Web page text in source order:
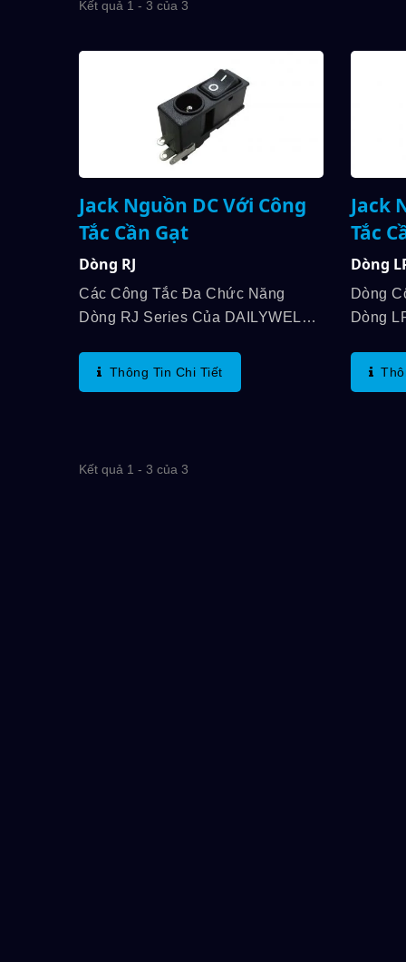
Kết quả 1 - 3 của 3
Jack Nguồn DC Với Công
Tắc Cần Gạt
Dòng RJ
Các Công Tắc Đa Chức Năng
Dòng RJ Series Của DAILYWELL
Tắc Rocker, Tuổi Thọ Điện Lên
Đến 6.000 Chu Kỳ. Ngoài Ra, Điện
Thông Tin Chi Tiết
Jack
Tắc
Dòng
Dòng
Dòng
Cần
Xúc
Kết quả 1 - 3 của 3
Dòng 7M